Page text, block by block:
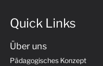
Quick Links
Über uns
Pädagogisches Konzept